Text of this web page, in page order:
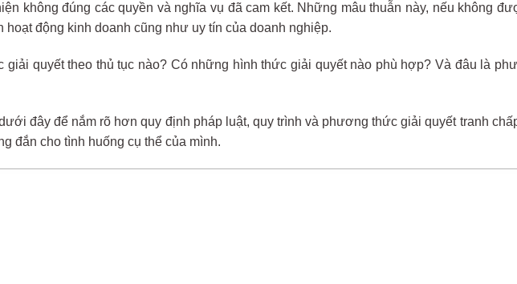
không đúng các quyền và nghĩa vụ đã cam kết. Những mâu thuẫn này, nếu không
động kinh doanh cũng như uy tín của doanh nghiệp.
quyết theo thủ tục nào? Có những hình thức giải quyết nào phù hợp? Và đâu là
đây để nắm rõ hơn quy định pháp luật, quy trình và phương thức giải quyết tranh
đắn cho tình huống cụ thể của mình.